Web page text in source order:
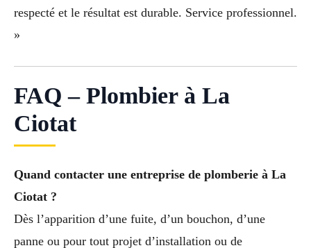
respecté et le résultat est durable. Service professionnel.
»
FAQ – Plombier à La
Ciotat
Quand contacter une entreprise de plomberie à La
Ciotat ?
Dès l’apparition d’une fuite, d’un bouchon, d’une
panne ou pour tout projet d’installation ou de